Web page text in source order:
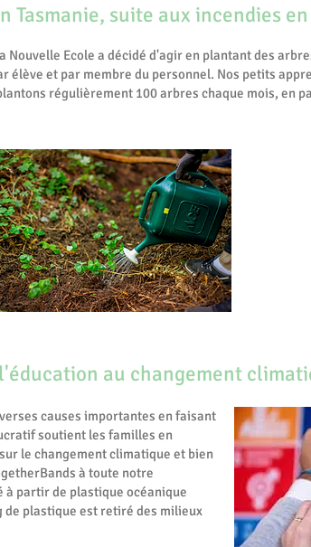
Tasmanie, suite aux incendies
Ecole a décidé d'agir en plantant des
élève et par membre du personnel. Nos petits
régulièrement 100 arbres chaque mois, en
au changement
causes importantes en faisant
soutient les familles en
le changement climatique et bien
à toute notre
à partir de plastique océanique
de plastique est retiré des milieux